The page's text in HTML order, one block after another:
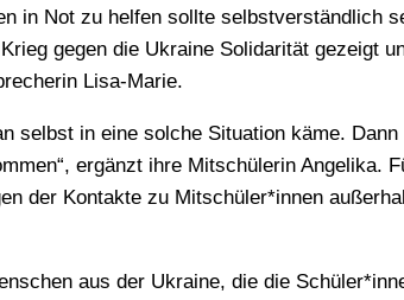
in Not zu helfen sollte selbstverständlich
gegen die Ukraine Solidarität gezeigt
Lisa-Marie.
selbst in eine solche Situation käme. Dann
ergänzt ihre Mitschülerin Angelika.
der Kontakte zu Mitschüler*innen
aus der Ukraine, die die